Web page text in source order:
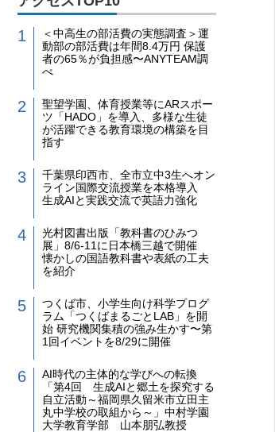
＜中高生の部活費の実態調査＞運
動部の部活費は年間8.4万円 保護
者の65％が負担感〜ANYTEAM調
べ
聖望学園、体育授業等にARスポー
ツ「HADO」を導入、多様な生徒
が活躍できる教育環境の構築を目
指す
千葉県印西市、全市立中3生へオン
ライン国際交流授業を本格導入
生成AIと実践交流で英語力強化
光村図書出版「教科書のひみつ
展」8/6-11に日本橋三越で開催
懐かしの国語教科書や表紙の工夫
を紹介
つくば市、小学生向け科学プログ
ラム「つくばまるごとLAB」を開
始 研究機関集積の強み生かす〜第
1回イベントを8/29に開催
AI時代の主体的な学びへの転換
「第4回 生成AIと郷土を探究する
自立活動～福岡県久留米市立田主
丸中学校の取組から～」中村学園
大学教育学部 山本朋弘教授